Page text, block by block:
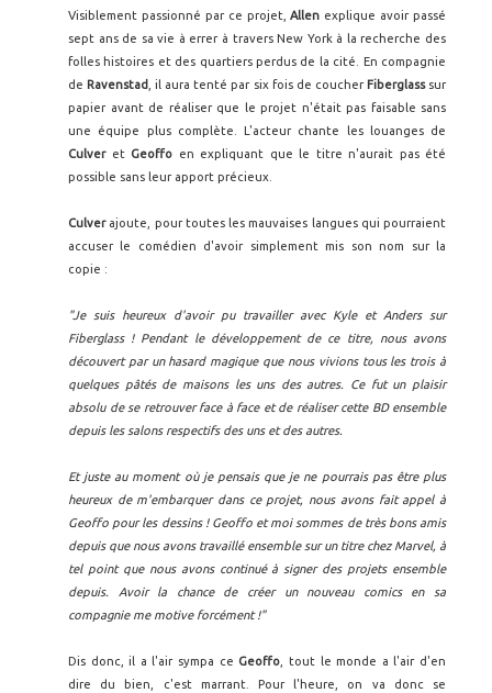
Visiblement passionné par ce projet,Allen explique avoir passé
sept ans de sa vie à errer à travers New York à la recherche des
folles histoires et des quartiers perdus de la cité. En compagnie
de Ravenstad , il aura tenté par six fois de coucher Fiberglasssur
papier avant de réaliser que le projet n'était pas faisable sans
une équipe plus complète. L'acteur chante les louanges de
Culveret Geoffo en expliquant que le titre n'aurait pas été
possible sans leur apport précieux.
Culverajoute, pour toutes les mauvaises langues qui pourraient
accuser le comédien d'avoir simplement mis son nom sur la
copie :
"Je suis heureux d'avoir pu travailler avec Kyle et Anders sur
Fiberglass ! Pendant le développement de ce titre, nous avons
découvert par un hasard magique que nous vivions tous les trois à
quelques pâtés de maisons les uns des autres. Ce fut un plaisir
absolu de se retrouver face à face et de réaliser cette BD ensemble
depuis les salons respectifs des uns et des autres.
Et juste au moment où je pensais que je ne pourrais pas être plus
heureux de m'embarquer dans ce projet, nous avons fait appel à
Geoffo pour les dessins ! Geoffo et moi sommes de très bons amis
depuis que nous avons travaillé ensemble sur un titre chez Marvel, à
tel point que nous avons continué à signer des projets ensemble
depuis. Avoir la chance de créer un nouveau comics en sa
compagnie me motive forcément !"
Dis donc, il a l'air sympa ce Geoffo , tout le monde a l'air d'en
dire du bien, c'est marrant. Pour l'heure, on va donc se